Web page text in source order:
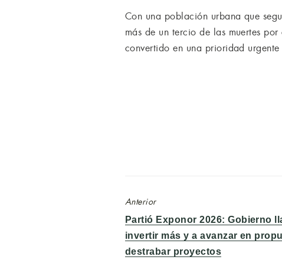
Con una población urbana que
más de un tercio de las muertes
convertido en una prioridad
Anterior
Entrada
anterior:
Partió Exponor 2026: Gobierno
invertir más y a avanzar en
destrabar proyectos